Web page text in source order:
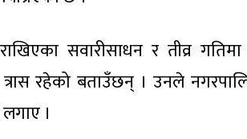
सवारीसाधन र तीव्र
रहेको बताउँछन् । उनले
।